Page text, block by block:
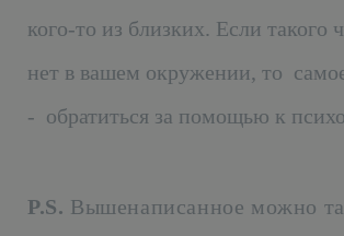
кого-то из близких. Если такого
нет в вашем окружении, то
- обратиться за помощью к
P.S. Вышенаписанное можно